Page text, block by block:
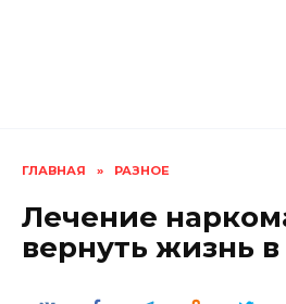
ГЛАВНАЯ » РАЗНОЕ
Лечение
вернуть жизнь